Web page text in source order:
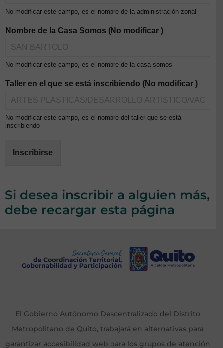
No modificar este campo, es el nombre de la administración zonal
Nombre de la Casa Somos (No modificar )
No modificar este campo, es el nombre de la casa somos
Taller en el que se está inscribiendo (No modificar )
No modificar este campo, es el nombre del taller que se está
inscribiendo
Inscribirse
Si desea inscribir a alguien más,
debe recargar esta página
El Gobierno Autónomo Descentralizado del Distrito
Metropolitano de Quito, trabajará en alternativas para
garantizar accesibilidad web para los grupos de atención